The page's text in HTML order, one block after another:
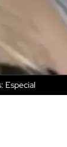
Especial